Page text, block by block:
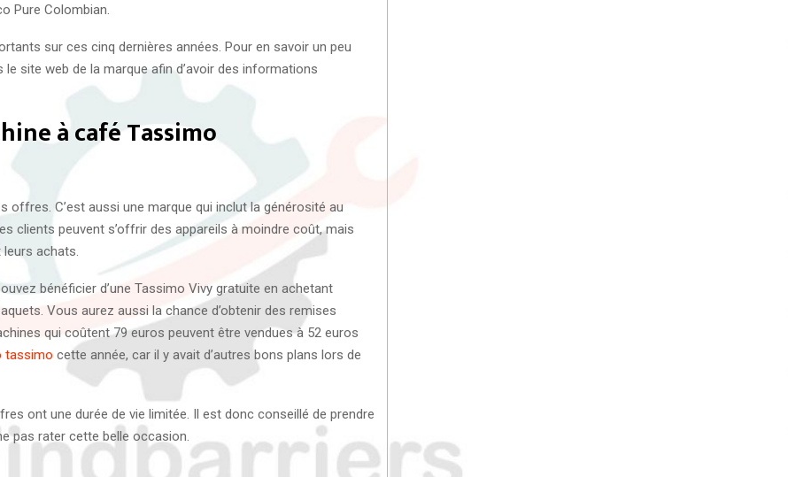
Pure Colombian.
sur ces cinq dernières années. Pour en savoir un peu
site web de la marque afin d’avoir des informations
à café Tassimo
offres. C’est aussi une marque qui inclut la générosité au
clients peuvent s’offrir des appareils à moindre coût, mais
achats.
bénéficier d’une Tassimo Vivy gratuite en achetant
Vous aurez aussi la chance d’obtenir des remises
qui coûtent 79 euros peuvent être vendues à 52 euros
tassimo cette année, car il y avait d’autres bons plans lors de
ont une durée de vie limitée. Il est donc conseillé de prendre
pas rater cette belle occasion.